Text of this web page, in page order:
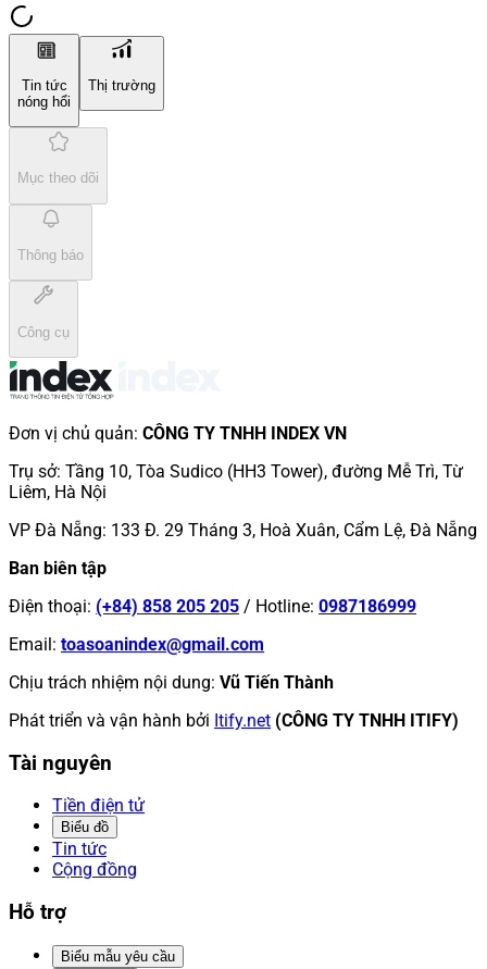
Tin tức
nóng hổi
Thị trường
Mục theo dõi
Thông báo
Công cụ
Đơn vị chủ quản: CÔNG TY TNHH INDEX VN
Trụ sở: Tầng 10, Tòa Sudico (HH3 Tower), đường Mễ Trì, Từ
Liêm, Hà Nội
VP Đà Nẵng: 133 Đ. 29 Tháng 3, Hoà Xuân, Cẩm Lệ, Đà Nẵng
Ban biên tập
Điện thoại: (+84) 858 205 205 / Hotline: 0987186999
Email: toasoanindex@gmail.com
Chịu trách nhiệm nội dung: Vũ Tiến Thành
Phát triển và vận hành bởi Itify.net (CÔNG TY TNHH ITIFY)
Tài nguyên
Tiền điện tử
Biểu đồ
Tin tức
Cộng đồng
Hỗ trợ
Biểu mẫu yêu cầu